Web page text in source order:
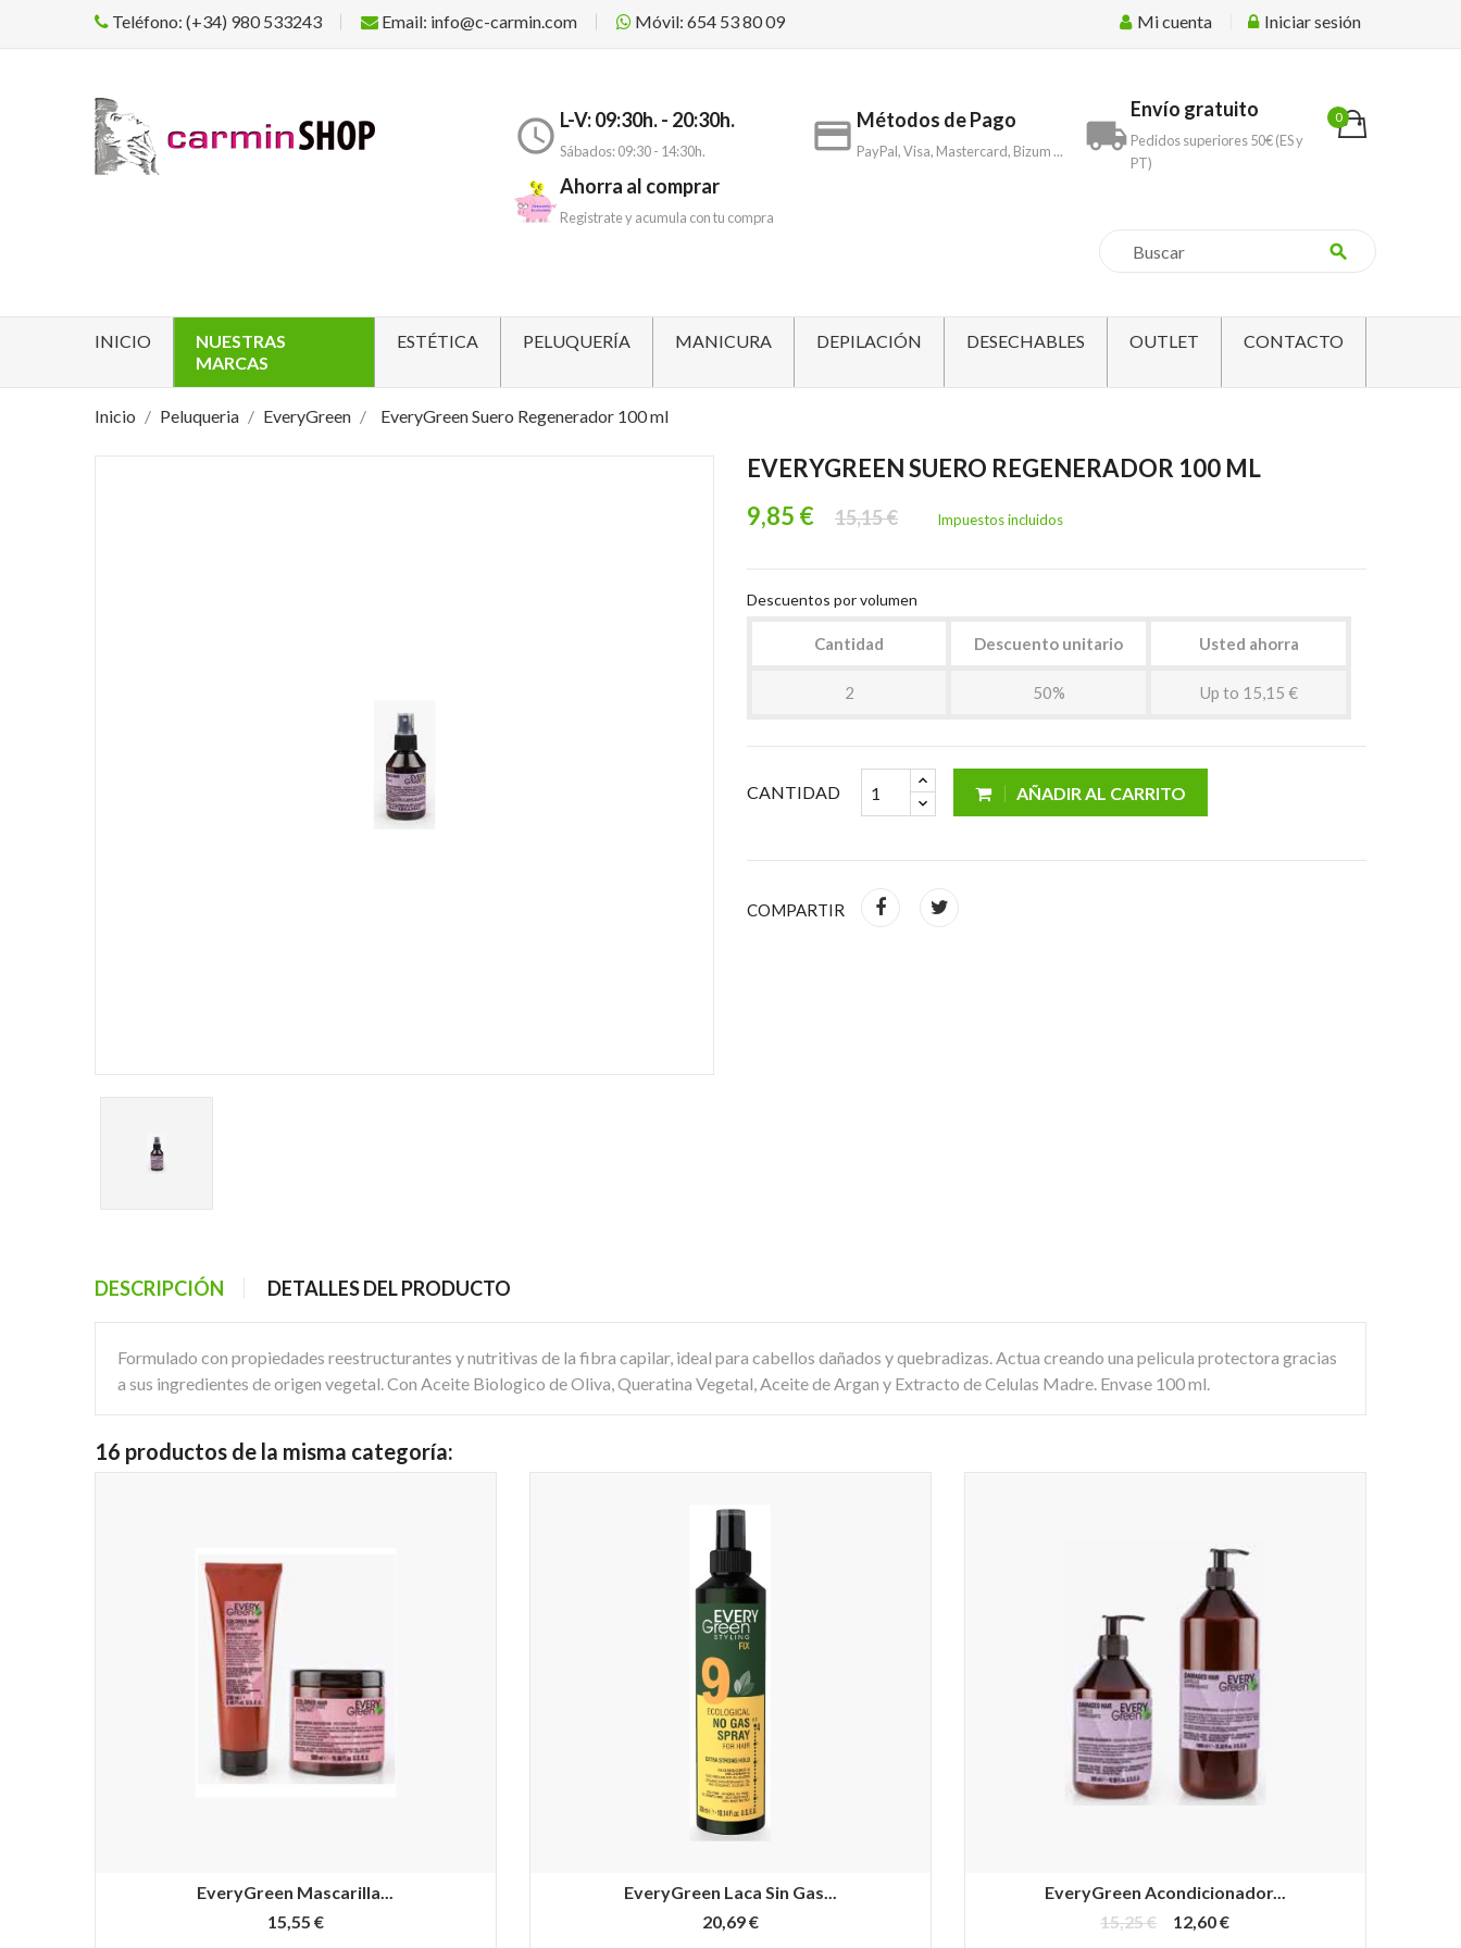
Teléfono: (+34) 980 533243 Email: info@c-carmin.com Móvil: 654 53 80 09 Mi cuenta Iniciar sesión
0
access_time L-V: 09:30h. - 20:30h.
Sábados: 09:30 - 14:30h. payment Métodos de Pago
PayPal, Visa, Mastercard, Bizum ... local_shipping
Envío gratuito
Pedidos superiores 50€ (ES y
PT)
Ahorra al comprar
Registrate y acumula con tu compra
search
INICIO
NUESTRAS
MARCAS
ESTÉTICA PELUQUERÍA MANICURA DEPILACIÓN DESECHABLES OUTLET CONTACTO
Inicio Peluqueria EveryGreen EveryGreen Suero Regenerador 100 ml
EVERYGREEN SUERO REGENERADOR 100 ML
9,85 €
15,15 € Impuestos incluidos
Descuentos por volumen
Cantidad Descuento unitario Usted ahorra
2 50% Up to 15,15 €
CANTIDAD AÑADIR AL CARRITO
COMPARTIR
DESCRIPCIÓN DETALLES DEL PRODUCTO
Formulado con propiedades reestructurantes y nutritivas de la fibra capilar, ideal para cabellos dañados y quebradizas. Actua creando una pelicula protectora gracias
a sus ingredientes de origen vegetal. Con Aceite Biologico de Oliva, Queratina Vegetal, Aceite de Argan y Extracto de Celulas Madre. Envase 100 ml.
16 productos de la misma categoría:
EveryGreen Mascarilla...
15,55 €
EveryGreen Laca Sin Gas...
20,69 €
EveryGreen Acondicionador...
15,25 €
12,60 €